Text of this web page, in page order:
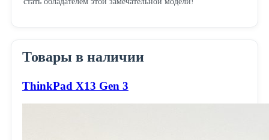
Товары в наличии
ThinkPad X13 Gen 3